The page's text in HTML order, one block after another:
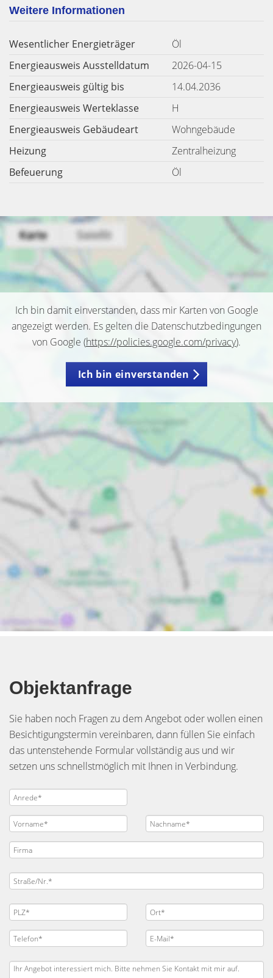
Weitere Informationen
Wesentlicher Energieträger
Öl
Energieausweis Ausstelldatum
2026-04-15
Energieausweis gültig bis
14.04.2036
Energieausweis Werteklasse
H
Energieausweis Gebäudeart
Wohngebäude
Heizung
Zentralheizung
Befeuerung
Öl
Ich bin damit einverstanden, dass mir Karten von Google
angezeigt werden. Es gelten die Datenschutzbedingungen
von Google (https://policies.google.com/privacy).
Ich bin einverstanden
Objektanfrage
Sie haben noch Fragen zu dem Angebot oder wollen einen
Besichtigungstermin vereinbaren, dann füllen Sie einfach
das untenstehende Formular vollständig aus und wir
setzen uns schnellstmöglich mit Ihnen in Verbindung.